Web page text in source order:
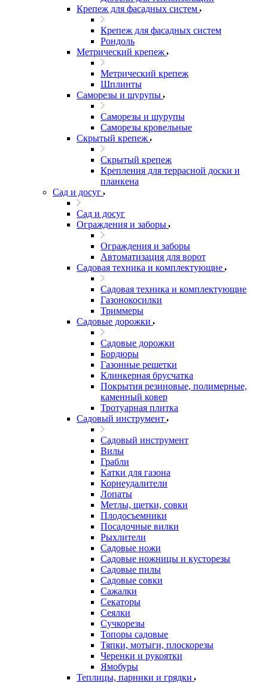
Крепеж для фасадных систем
Крепеж для фасадных систем
Рондоль
Метрический крепеж
Метрический крепеж
Шплинты
Саморезы и шурупы
Саморезы и шурупы
Саморезы кровельные
Скрытый крепеж
Скрытый крепеж
Крепления для террасной доски и
планкена
Сад и досуг
Сад и досуг
Ограждения и заборы
Ограждения и заборы
Автоматизация для ворот
Садовая техника и комплектующие
Садовая техника и комплектующие
Газонокосилки
Триммеры
Садовые дорожки
Садовые дорожки
Бордюры
Газонные решетки
Клинкерная брусчатка
Покрытия резиновые, полимерные,
каменный ковер
Тротуарная плитка
Садовый инструмент
Садовый инструмент
Вилы
Грабли
Катки для газона
Корнеудалители
Лопаты
Метлы, щетки, совки
Плодосъемники
Посадочные вилки
Рыхлители
Садовые ножи
Садовые ножницы и кусторезы
Садовые пилы
Садовые совки
Сажалки
Секаторы
Сеялки
Сучкорезы
Топоры садовые
Тяпки, мотыги, плоскорезы
Черенки и рукоятки
Ямобуры
Теплицы, парники и грядки